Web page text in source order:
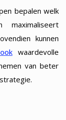
bepalen welk
maximaliseert
kunnen
waardevolle
van beter